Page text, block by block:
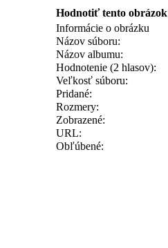
Hodnotiť tento obrázok
Informácie o obrázku
Názov súboru:
Názov albumu:
Hodnotenie (2 hlasov):
Veľkosť súboru:
Pridané:
Rozmery:
Zobrazené:
URL:
Obľúbené: